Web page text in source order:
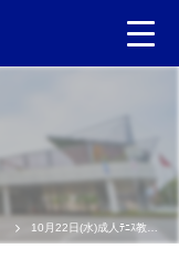
10月22日(水)成人ﾃﾆｽ教室について 中止×